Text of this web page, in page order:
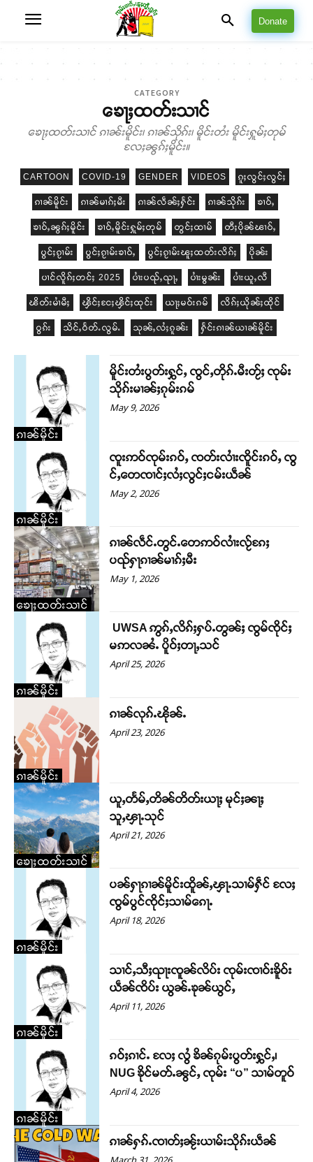
Donate
CATEGORY
ၶေႃႈထတ်းသၢင်
ၶေႃႈထတ်းသၢင် ၵၢၼ်းမိူင်း၊ ၵၢၼ်သိုၵ်း၊ မိူင်းတႆး မိူင်းႁူမ်ႈတုမ်
လႄႈၼွၵ်ႈမိူင်း။
CARTOON COVID-19 GENDER VIDEOS ၵူႈလွင်ႈလွင်ႈ
ၵၢၼ်မိူင်း ၵၢၼ်မၢၵ်ႈမီး ၵၢၼ်လဵၼ်ႈႁႅင်း ၵၢၼ်သိုၵ်း ၶၢဝ်ႇ
ၶၢဝ်ႇၼွၵ်ႈမိူင်း ၶၢဝ်ႇမိူင်းႁူမ်ႈတုမ် တွင်ႈထၢမ် တီႈပိုၼ်ၽၢဝ်ႇ
ပွင်ႈၵႂၢမ်း ပွင်ႈၵႂၢမ်းၶၢဝ်ႇ ပွင်ႈၵႂၢမ်းၽူႈထတ်းလိၵ်ႈ ပိုၼ်း
ပၢင်လိူၵ်ႈတင်ႈ 2025 ပၢႆးပၺ်ႇၺႃႇ ပၢႆးမွၼ်း ပၢႆးယူႇလီ
ၽိတ်းမၢႆမီႈ ၾိင်ႈငႄႈၾိင်ႈထုင်း ယႃႈမဝ်းၵမ် လိၵ်ႈယိုၼ်ႈထိုင်
ဝွၵ်း သိင်ႇဝႅတ်ႉလွမ်ႉ သုၼ်ႇလႆႈၵူၼ်း ႁႅင်းၵၢၼ်ယၢၼ်မိူင်း
ၵၢၼ်မိူင်း
မိူင်းတႆးပွတ်းႁွင်ႇ ၸွင်ႇတိုၵ်ႉမီးတႂ်ႈ ၸုမ်း
သိုၵ်းမၢၼ်ႈၵုမ်းၵမ်
May 9, 2026
ၵၢၼ်မိူင်း
ၸူးဢဝ်ၸုမ်းၵဝ်ႇ ၸတ်းလၢႆးၸိူင်းၵဝ်ႇ ၸွ
င်ႇ​​တေၸၢင်ႈလႆႈလွင်ႈငမ်းယဵၼ်
May 2, 2026
ၶေႃႈထတ်းသၢင်
ၵၢၼ်လဵင်ႉတွင်ႉတေဢဝ်လၢႆးလႂ်ၵႄႈ
ပၺ်ႁႃၵၢၼ်မၢၵ်ႈမီး
May 1, 2026
ၵၢၼ်မိူင်း
UWSA ဢွၵ်ႇလိၵ်ႈႁပ်ႉတွၼ်ႈ ၸွမ်ၸိုင်ႈ
မဢလၼႆႉ ပိူဝ်ႈတႃႇသင်
April 25, 2026
ၵၢၼ်မိူင်း
ၵၢၼ်လုၵ်ႉၽိုၼ်ႉ
April 23, 2026
ၶေႃႈထတ်းသၢင်
ယူႇတႅမ်ႇတိၼ်တိတ်းယႃႈ မုင်ႈၼႃႈ
သူႇၾႃႉသုင်
April 21, 2026
ၵၢၼ်မိူင်း
ပၼ်ႁႃၵၢၼ်မိူင်းထိူၼ်ႇၾႃႉသၢမ်ႁဵင် လႄႈ
ၸွမ်ပွင်ၸိုင်ႈသၢမ်ၵေႃႉ
April 18, 2026
ၵၢၼ်မိူင်း
သၢင်ႇသီႈၺႃးၸူၼ်လိပ်း ၸုမ်းၸၢဝ်းၶိူဝ်း
ယဵၼ်ၸိပ်း ယွၼ်ႉၶုၼ်ယွင်ႇ
April 11, 2026
ၵၢၼ်မိူင်း
ၵဝ်ႈၵၢင်ႉ လႄႈ လွႆ ၶိၼ်ၵုမ်းပွတ်းႁွင်ႇ၊
NUG ၶိုင်မတ်ႉၼွင်ႇ ၸုမ်း “ပ” သၢမ်တူဝ်
April 4, 2026
ၵၢၼ်ႁၵ်ႉၸၢတ်ႈၼႂ်းယၢမ်းသိုၵ်းယဵၼ်